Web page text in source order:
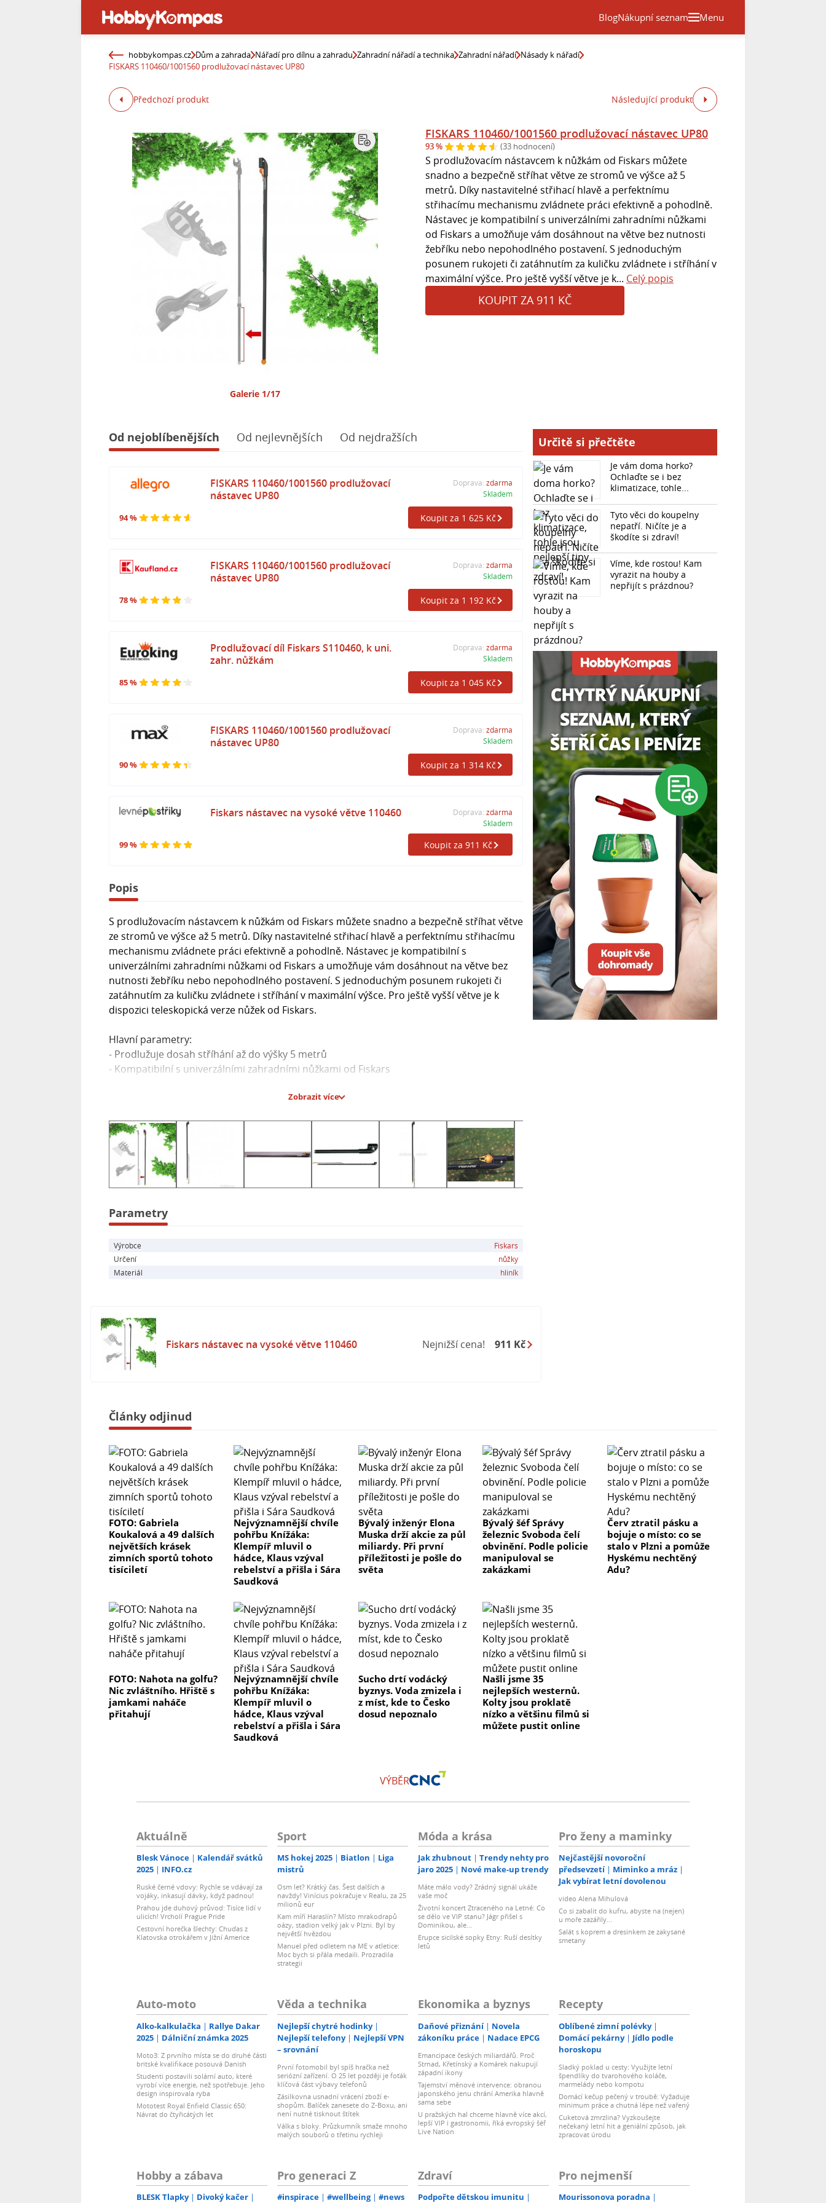
BlogNákupní seznam Menu
hobbykompas.cz Dům a zahrada Nářadí pro dílnu a zahradu Zahradní nářadí a technika Zahradní nářadí Násady k nářadí
FISKARS 110460/1001560 prodlužovací nástavec UP80
Předchozí produkt Následující produkt
Galerie 1/17
FISKARS 110460/1001560 prodlužovací nástavec UP80
93 % (33 hodnocení)
S prodlužovacím nástavcem k nůžkám od Fiskars můžete
snadno a bezpečně stříhat větve ze stromů ve výšce až 5
metrů. Díky nastavitelné střihací hlavě a perfektnímu
střihacímu mechanismu zvládnete práci efektivně a pohodlně.
Nástavec je kompatibilní s univerzálními zahradními nůžkami
od Fiskars a umožňuje vám dosáhnout na větve bez nutnosti
žebříku nebo nepohodlného postavení. S jednoduchým
posunem rukojeti či zatáhnutím za kuličku zvládnete i stříhání v
maximální výšce. Pro ještě vyšší větve je k... Celý popis
KOUPIT ZA 911 KČ
Od nejoblíbenějších Od nejlevnějších Od nejdražších
94 %
FISKARS 110460/1001560 prodlužovací
nástavec UP80
Doprava: zdarma
Skladem
Koupit za 1 625 Kč
78 %
FISKARS 110460/1001560 prodlužovací
nástavec UP80
Doprava: zdarma
Skladem
Koupit za 1 192 Kč
85 %
Prodlužovací díl Fiskars S110460, k uni.
zahr. nůžkám
Doprava: zdarma
Skladem
Koupit za 1 045 Kč
90 %
FISKARS 110460/1001560 prodlužovací
nástavec UP80
Doprava: zdarma
Skladem
Koupit za 1 314 Kč
99 %
Fiskars nástavec na vysoké větve 110460 Doprava: zdarma
Skladem
Koupit za 911 Kč
Popis
S prodlužovacím nástavcem k nůžkám od Fiskars můžete snadno a bezpečně stříhat větve
ze stromů ve výšce až 5 metrů. Díky nastavitelné střihací hlavě a perfektnímu střihacímu
mechanismu zvládnete práci efektivně a pohodlně. Nástavec je kompatibilní s
univerzálními zahradními nůžkami od Fiskars a umožňuje vám dosáhnout na větve bez
nutnosti žebříku nebo nepohodlného postavení. S jednoduchým posunem rukojeti či
zatáhnutím za kuličku zvládnete i stříhání v maximální výšce. Pro ještě vyšší větve je k
dispozici teleskopická verze nůžek od Fiskars.
Hlavní parametry:
- Prodlužuje dosah stříhání až do výšky 5 metrů
- Kompatibilní s univerzálními zahradními nůžkami od Fiskars
- Délka: 1 453 mm
- Hmotnost: 450 g
Zobrazit více
Parametry
Výrobce
Fiskars
Určení
nůžky
Materiál
hliník
Určitě si přečtěte
Je vám doma horko?
Ochlaďte se i bez
klimatizace, tohle...
Tyto věci do koupelny
nepatří. Ničíte je a
škodíte si zdraví!
Víme, kde rostou! Kam
vyrazit na houby a
nepřijít s prázdnou?
Fiskars nástavec na vysoké větve 110460 Nejnižší cena! 911 Kč
Články odjinud
FOTO: Gabriela
Koukalová a 49 dalších
největších krásek
zimních sportů tohoto
tisíciletí
Nejvýznamnější chvíle
pohřbu Knížáka:
Klempíř mluvil o
hádce, Klaus vzýval
rebelství a přišla i Sára
Saudková
Bývalý inženýr Elona
Muska drží akcie za půl
miliardy. Při první
příležitosti je pošle do
světa
Bývalý šéf Správy
železnic Svoboda čelí
obvinění. Podle policie
manipuloval se
zakázkami
Červ ztratil pásku a
bojuje o místo: co se
stalo v Plzni a pomůže
Hyskému nechtěný
Adu?
FOTO: Nahota na golfu?
Nic zvláštního. Hřiště s
jamkami naháče
přitahují
Nejvýznamnější chvíle
pohřbu Knížáka:
Klempíř mluvil o
hádce, Klaus vzýval
rebelství a přišla i Sára
Saudková
Sucho drtí vodácký
byznys. Voda zmizela i
z míst, kde to Česko
dosud nepoznalo
Našli jsme 35
nejlepších westernů.
Kolty jsou proklatě
nízko a většinu filmů si
můžete pustit online
VÝBĚR
Aktuálně
Blesk Vánoce
Kalendář svátků
2025
INFO.cz
Ruské černé vdovy: Rychle se vdávají za
vojáky, inkasují dávky, když padnou!
Prahou jde duhový průvod: Tisíce lidí v
ulicích! Vrcholí Prague Pride
Cestovní horečka šlechty: Chuďas z
Klatovska otrokářem v Jižní Americe
Sport
MS hokej 2025 Biatlon
Liga
mistrů
Osm let? Krátký čas. Šest dalších a
navždy! Vinícius pokračuje v Realu, za 25
milionů eur
Kam míří Haraslín? Místo mrakodrapů
oázy, stadion velký jak v Plzni. Byl by
největší hvězdou
Manuel před odletem na ME v atletice:
Moc bych si přála medaili. Prozradila
strategii
Móda a krása
Jak zhubnout
Trendy nehty pro
jaro 2025
Nové make-up trendy
Máte málo vody? Zrádný signál ukáže
vaše moč
Životní koncert Ztraceného na Letné: Co
se dělo ve VIP stanu? Jágr přišel s
Dominikou, ale...
Erupce sicilské sopky Etny: Ruší desítky
letů
Pro ženy a maminky
Nejčastější novoroční
předsevzetí
Miminko a mráz
Jak vybírat letní dovolenou
video Alena Mihulová
Co si zabalit do kufru, abyste na (nejen)
u moře zazářily...
Salát s koprem a dresinkem ze zakysané
smetany
Auto-moto
Alko-kalkulačka
Rallye Dakar
2025
Dálniční známka 2025
Moto3: Z prvního místa se do druhé části
britské kvalifikace posouvá Danish
Studenti postavili solární auto, které
vyrobí více energie, než spotřebuje. Jeho
design inspirovala ryba
Mototest Royal Enfield Classic 650:
Návrat do čtyřicátých let
Věda a technika
Nejlepší chytré hodinky
Nejlepší telefony
Nejlepší VPN
– srovnání
První fotomobil byl spíš hračka než
seriózní zařízení. O 25 let později je foťák
klíčová část výbavy telefonů
Zásilkovna usnadní vrácení zboží e-
shopům. Balíček zanesete do Z-Boxu, ani
není nutné tisknout štítek
Válka s bloky. Průzkumník smaže mnoho
malých souborů o třetinu rychleji
Ekonomika a byznys
Daňové přiznání
Novela
zákoníku práce
Nadace EPCG
Emancipace českých miliardářů. Proč
Strnad, Křetínský a Komárek nakupují
západní ikony
Tajemství měnové intervence: obranou
japonského jenu chrání Amerika hlavně
sama sebe
U pražských hal chceme hlavně více akcí,
lepší VIP i gastronomii, říká evropský šéf
Live Nation
Recepty
Oblíbené zimní polévky
Domácí pekárny
Jídlo podle
horoskopu
Sladký poklad u cesty: Využijte letní
špendlíky do tvarohového koláče,
marmelády nebo kompotu
Domácí kečup pečený v troubě: Vyžaduje
minimum práce a chutná lépe než vařený
Cuketová zmrzlina? Vyzkoušejte
nečekaný letní hit a geniální způsob, jak
zpracovat úrodu
Hobby a zábava
BLESK Tlapky Divoký kačer
Pro generaci Z
#inspirace #wellbeing #news
Zdraví
Podpořte dětskou imunitu
Pro nejmenší
Mourissonova poradna